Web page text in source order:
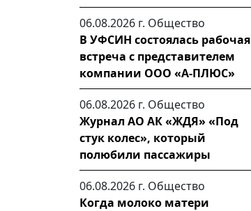
06.08.2026 г. Общество
В УФСИН состоялась рабочая
встреча с представителем
компании ООО «А-ПЛЮС»
06.08.2026 г. Общество
Журнал АО АК «ЖДЯ» «Под
стук колес», который
полюбили пассажиры
06.08.2026 г. Общество
Когда молоко матери